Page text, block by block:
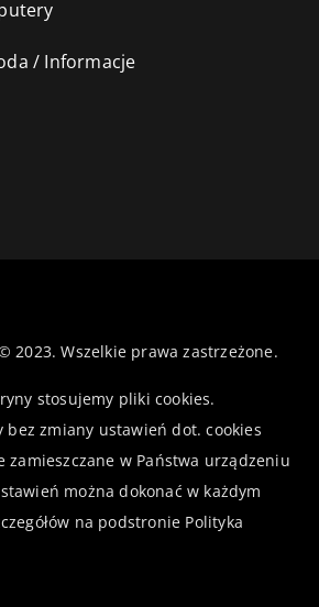
/ Informacje
2023. Wszelkie prawa zastrzeżone.
stosujemy pliki cookies.
bez zmiany ustawień dot. cookies
zamieszczane w Państwa urządzeniu
można dokonać w każdym
na podstronie Polityka